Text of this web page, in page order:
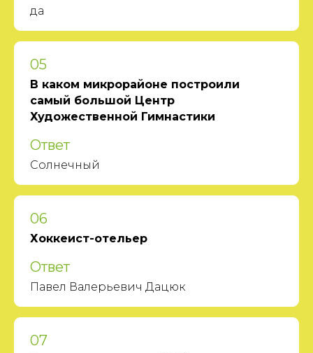
да
05
В каком микрорайоне построили
самый большой Центр
Художественной Гимнастики
Ответ
Солнечный
06
Хоккеист-отельер
Ответ
Павел Валерьевич Дацюк
07